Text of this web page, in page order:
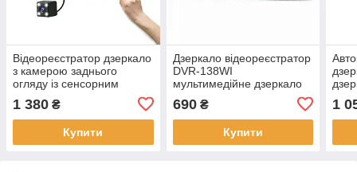
Відеореєстратор дзеркало
з камерою заднього
огляду із сенсорним
1 380 ₴
Купити
Дзеркало відеореєстратор
DVR-138WI
мультимедійне дзеркало
заднього огляду 1 камера
антивідблискова
690₴
Купити
1